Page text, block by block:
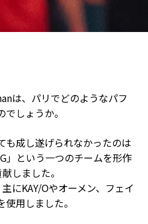
は、パリでどのようなパフ
しょうか。
も成し遂げられなかったのは
」という一つのチームを形作
しました。
にKAY/Oやオーメン、フェイ
用しました。